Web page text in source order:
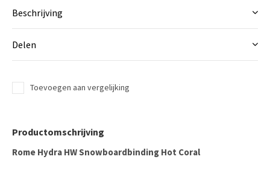
Beschrijving
Delen
Toevoegen aan vergelijking
Productomschrijving
Rome Hydra HW Snowboardbinding Hot Coral